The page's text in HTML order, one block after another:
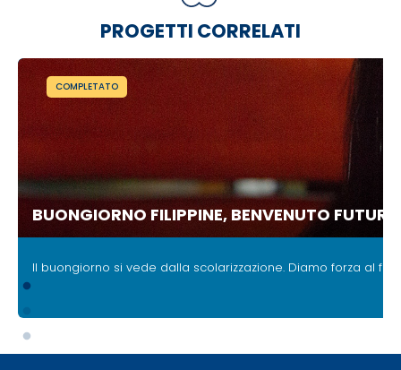
PROGETTI CORRELATI
COMPLETATO
BUONGIORNO FILIPPINE, BENVENUTO
Il buongiorno si vede dalla scolarizzazione. Diamo forza al